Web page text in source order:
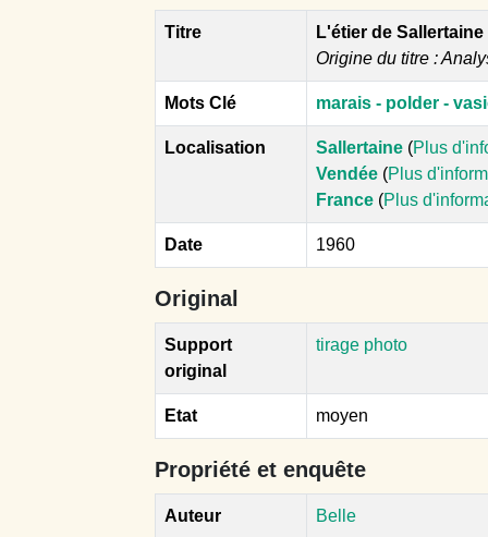
Titre
L'étier de Sallertaine
Origine du titre :
Mots Clé marais - polder -
Localisation Sallertaine (Plus
Vendée (Plus
France (Plus
Date 1960
Original
Support
original
tirage photo
Etat moyen
Propriété et enquête
Auteur Belle